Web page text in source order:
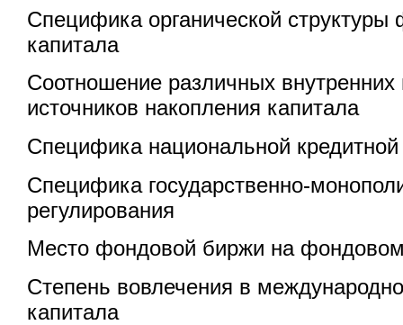
Специфика органической структуры
капитала
Соотношение различных
источников накопления капитала
Специфика национальной
Специфика государственно-
регулирования
Место фондовой биржи на
Степень вовлечения в
капитала